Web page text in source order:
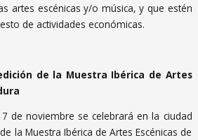
artes escénicas y/o música, y que estén
de actividades económicas.
de la Muestra Ibérica de Artes
de noviembre se celebrará en la ciudad
la Muestra Ibérica de Artes Escénicas de